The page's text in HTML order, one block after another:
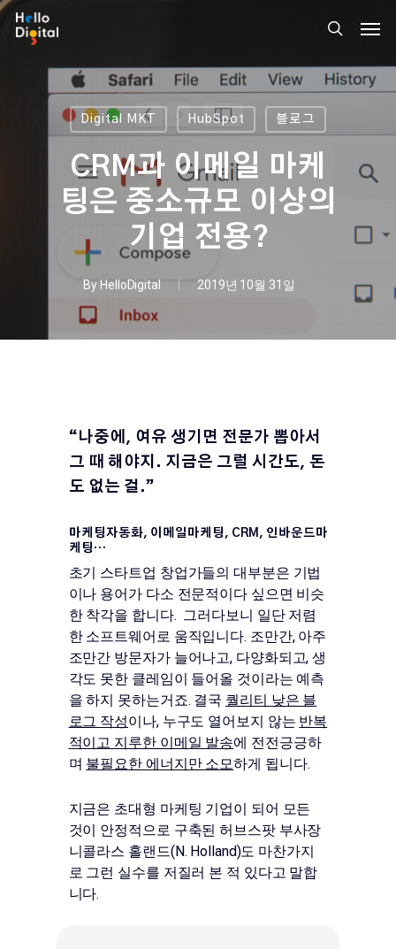
Skip
search
Digital MKT HubSpot 블로그
CRM과 이메일 마케
팅은 중소규모 이상의
기업 전용?
By HelloDigital 2019년 10월 31일
“나중에, 여유 생기면 전문가 뽑아서
그 때 해야지. 지금은 그럴 시간도, 돈
도 없는 걸.”
마케팅자동화, 이메일마케팅, CRM, 인바운드마
케팅…
초기 스타트업 창업가들의 대부분은 기법
이나 용어가 다소 전문적이다 싶으면 비슷
한 착각을 합니다. 그러다보니 일단 저렴
한 소프트웨어로 움직입니다. 조만간, 아주
조만간 방문자가 늘어나고, 다양화되고, 생
각도 못한 클레임이 들어올 것이라는 예측
을 하지 못하는거죠. 결국 퀄리티 낮은 블
로그 작성이나, 누구도 열어보지 않는 반복
적이고 지루한 이메일 발송에 전전긍긍하
며 불필요한 에너지만 소모하게 됩니다.
지금은 초대형 마케팅 기업이 되어 모든
것이 안정적으로 구축된 허브스팟 부사장
니콜라스 홀랜드(N. Holland)도 마찬가지
로 그런 실수를 저질러 본 적 있다고 말합
니다.